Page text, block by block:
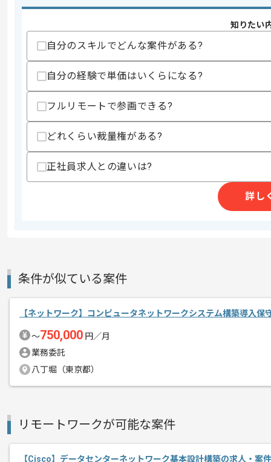
スキル
・Cisco（Catalyst/Nexus）、Arista、
・Firewall（FortiGate/SRX/PaloAlto等
・クラウド環境（AWS/Azure）とオン
・vSRX等の仮想アプライアンス経験が
・基本設計、要件定義などの上流工程経
スキルに不安がある方へ
上記に似た経験やスキルをお持ちであれば申
商談回数
1回
メント
に携わっていただきます。
知りたい
自分のスキルでどんな案件がある?
自分の経験で単価はいくらになる?
フルリモートで参画できる?
どれくらい裁量権がある?
正社員求人との違いは?
詳し
条件が似ている案件
【ネットワーク】コンピュータネットワークシステム構築導入保
〜750,000 円／月
業務委託
八丁堀（東京都）
リモートワークが可能な案件
【Cisco】データセンターネットワーク基本設計構築の求人・案件